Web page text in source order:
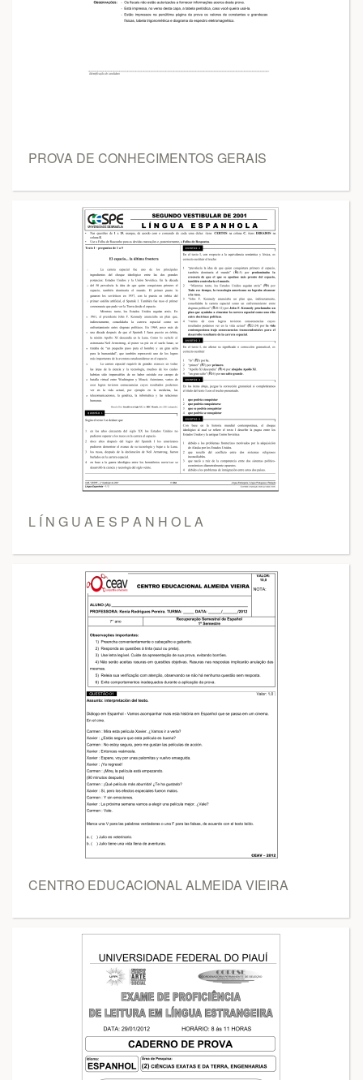
PROVA DE CONHECIMENTOS GERAIS
L Í N G U A E S P A N H O L A
CENTRO EDUCACIONAL ALMEIDA VIEIRA